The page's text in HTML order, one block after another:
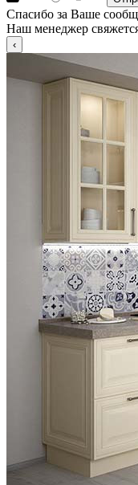
Спасибо за Ваше
Наш менеджер